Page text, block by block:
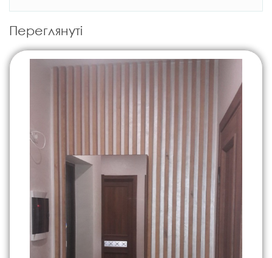
Переглянуті